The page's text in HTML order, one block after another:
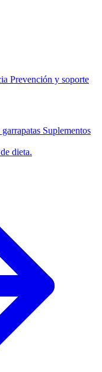
Prevención y soporte
Suplementos
dieta.